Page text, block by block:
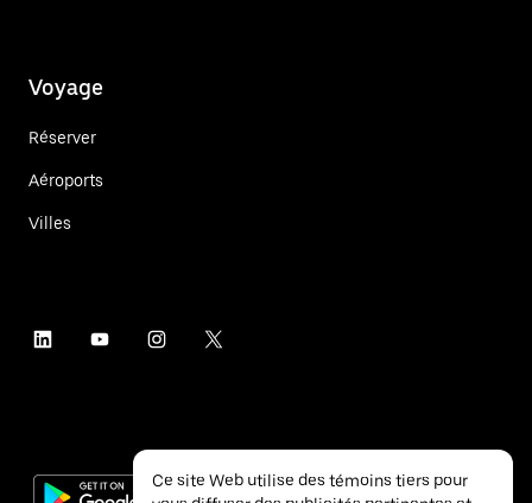
Voyage
Réserver
Aéroports
Villes
Ce site Web utilise des témoins tiers pour